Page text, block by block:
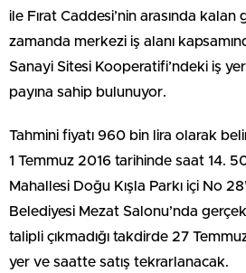
ile Fırat Caddesi’nin arasında kalan
zamanda merkezi iş alanı
Sanayi Sitesi Kooperatifi’ndeki iş
payına sahip bulunuyor.
Tahmini fiyatı 960 bin lira olarak
1 Temmuz 2016 tarihinde saat 14.
Mahallesi Doğu Kışla Parkı içi No
Belediyesi Mezat Salonu’nda
talipli çıkmadığı takdirde 27
yer ve saatte satış tekrarlanacak.